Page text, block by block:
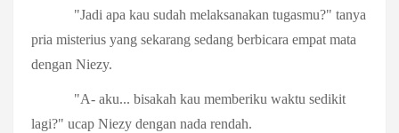
"Jadi apa kau sudah melaksanakan tugasmu?" tanya
pria misterius yang sekarang sedang berbicara empat mata
dengan Niezy.
"A- aku... bisakah kau memberiku waktu sedikit
lagi?" ucap Niezy dengan nada rendah.